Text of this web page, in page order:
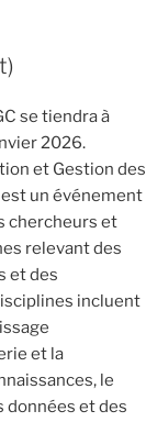
se tiendra à
2026.
et Gestion des
est un événement
chercheurs et
relevant des
et des
incluent
et la
le
données et des